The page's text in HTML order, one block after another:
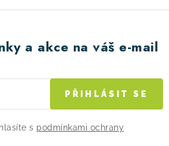
a akce na váš e-mail
s podmínkami ochrany
PŘIHLÁSIT SE